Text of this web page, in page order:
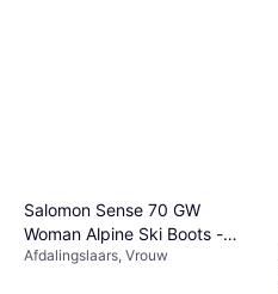
Salomon Sense 70 GW
Woman Alpine Ski Boots -
Black/Black/Oil Green
Afdalingslaars, Vrouw